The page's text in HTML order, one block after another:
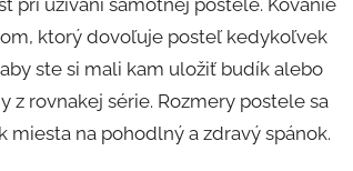
ktorý dovoľuje posteľ kedykoľvek
ste si mali kam uložiť budík alebo
z rovnakej série. Rozmery postele sa
na pohodlný a zdravý spánok.